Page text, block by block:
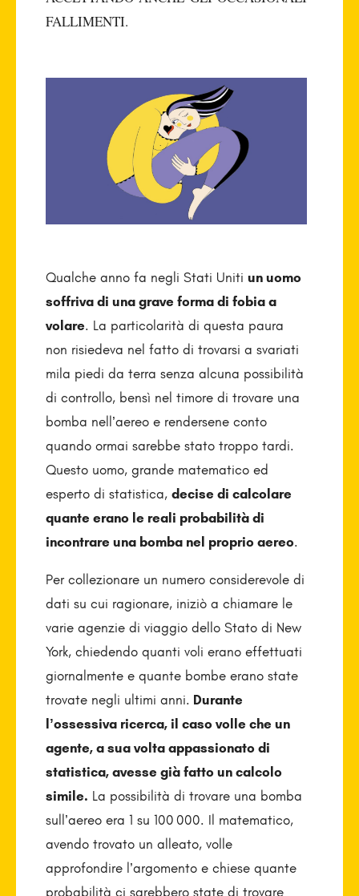
FALLIMENTI.
Qualche anno fa negli Stati Uniti un uomo
soffriva di una grave forma di fobia a
volare. La particolarità di questa paura
non risiedeva nel fatto di trovarsi a svariati
mila piedi da terra senza alcuna possibilità
di controllo, bensì nel timore di trovare una
bomba nell’aereo e rendersene conto
quando ormai sarebbe stato troppo tardi.
Questo uomo, grande matematico ed
esperto di statistica, decise di calcolare
quante erano le reali probabilità di
incontrare una bomba nel proprio aereo.
Per collezionare un numero considerevole di
dati su cui ragionare, iniziò a chiamare le
varie agenzie di viaggio dello Stato di New
York, chiedendo quanti voli erano effettuati
giornalmente e quante bombe erano state
trovate negli ultimi anni. Durante
l’ossessiva ricerca, il caso volle che un
agente, a sua volta appassionato di
statistica, avesse già fatto un calcolo
simile. La possibilità di trovare una bomba
sull’aereo era 1 su 100 000. Il matematico,
avendo trovato un alleato, volle
approfondire l’argomento e chiese quante
probabilità ci sarebbero state di trovare